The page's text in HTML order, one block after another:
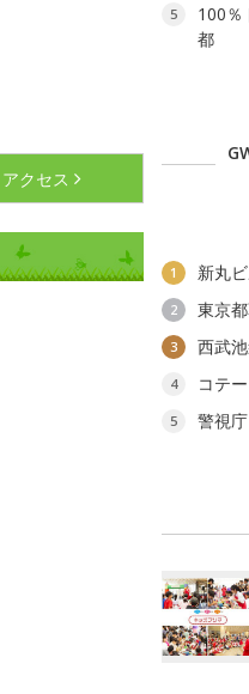
クセス
5
100％
都
1 新丸
2 東京
3 西武
4 コテ
5
警視